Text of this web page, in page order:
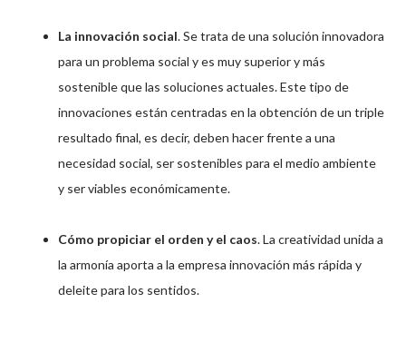
La innovación social. Se trata de una solución innovadora
para un problema social y es muy superior y más
sostenible que las soluciones actuales. Este tipo de
innovaciones están centradas en la obtención de un triple
resultado final, es decir, deben hacer frente a una
necesidad social, ser sostenibles para el medio ambiente
y ser viables económicamente.
Cómo propiciar el orden y el caos. La creatividad unida a
la armonía aporta a la empresa innovación más rápida y
deleite para los sentidos.